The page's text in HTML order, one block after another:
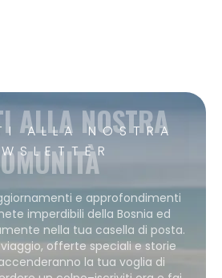
ALLA NOSTRA
ALLA NOSTRA
e approfondimenti
imperdibili della Bosnia ed
nella tua casella di posta.
offerte speciali e storie
la tua voglia di